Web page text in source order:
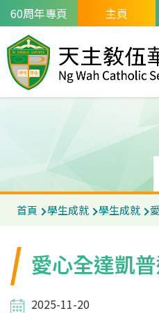
移至主內容
60周年專頁 主頁
導
連
結
首頁 學生成就 學生成就
愛心全達凱
2025-11-20